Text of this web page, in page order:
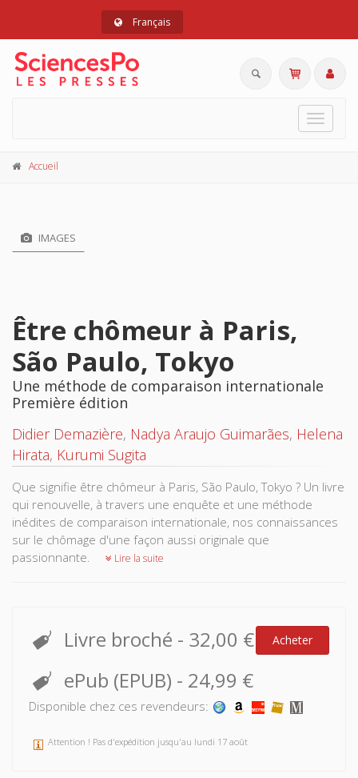
Français
Toggle
Accueil
IMAGES
Être chômeur à Paris,
São Paulo, Tokyo
Une méthode de comparaison internationale
Première édition
Didier Demazière, Nadya Araujo Guimarães, Helena
Hirata, Kurumi Sugita
Que signifie être chômeur à Paris, São Paulo, Tokyo ? Un livre
qui renouvelle, à travers une enquête et une méthode
inédites de comparaison internationale, nos connaissances
sur le chômage d'une façon aussi originale que
passionnante.
Lire la suite
Livre broché - 32,00 € Acheter
ePub (EPUB) - 24,99 €
Disponible chez ces revendeurs:
Attention ! Pas d'expédition jusqu'au lundi 17 août